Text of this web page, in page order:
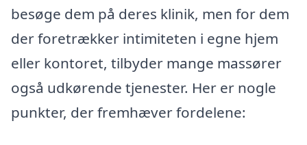
besøge dem på deres klinik, men for dem
der foretrækker intimiteten i egne hjem
eller kontoret, tilbyder mange massører
også udkørende tjenester. Her er nogle
punkter, der fremhæver fordelene: